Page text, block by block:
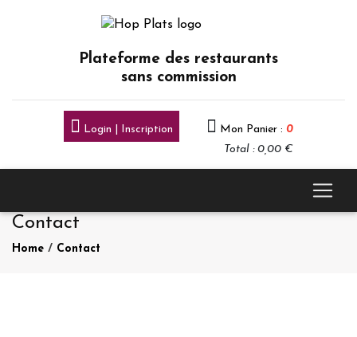
Plateforme des restaurants
sans commission
Login | Inscription Mon Panier : 0
Total : 0,00 €
Contact
Home / Contact